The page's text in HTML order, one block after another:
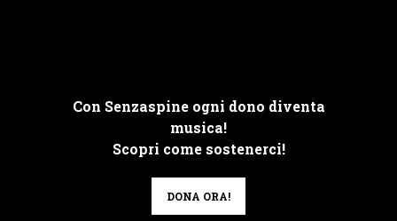
Con Senzaspine ogni dono diventa
musica!
Scopri come sostenerci!
DONA ORA!